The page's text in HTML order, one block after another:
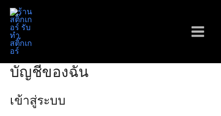
content
Main
Menu
บัญชีของฉัน
เข้าสู่ระบบ